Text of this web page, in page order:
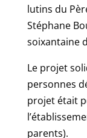
lutins du
Stéphane
soixantaine
Le projet
personnes
projet était
parents).